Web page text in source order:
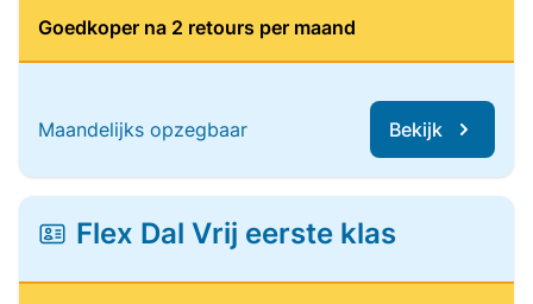
Goedkoper na 2 retours per maand
Maandelijks opzegbaar Bekijk
Flex Dal Vrij eerste klas